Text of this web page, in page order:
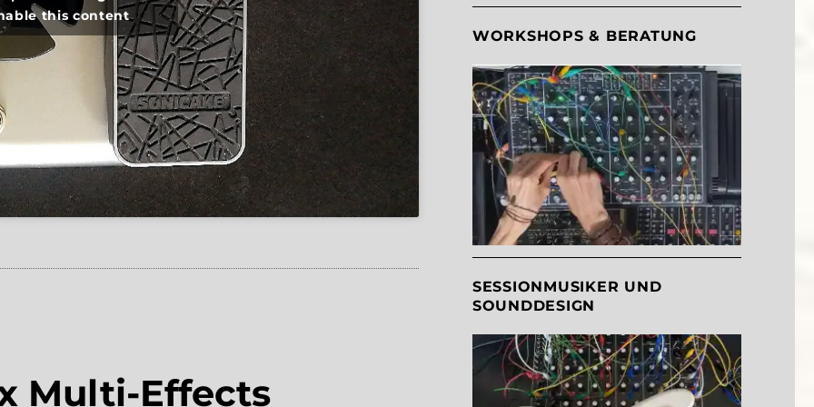
this content
Multi-Effects
WORKSHOPS & BERATUNG
SESSIONMUSIKER UND
SOUNDDESIGN